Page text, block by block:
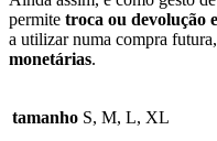
permite troca ou devolução
a utilizar numa compra futura,
monetárias.
tamanho S, M, L, XL